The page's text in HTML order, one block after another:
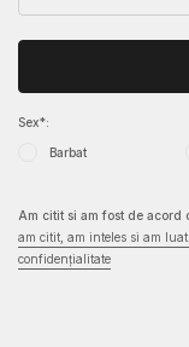
Sex*:
Barbat
Am citit si am fost de acord
am citit, am inteles si am
confidențialitate